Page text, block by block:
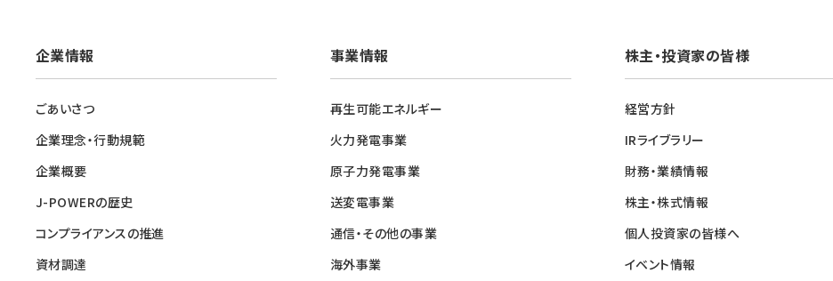
企業情報
ごあいさつ
企業理念・行動規範
企業概要
J-POWERの歴史
コンプライアンスの推進
資材調達
事業情報
再生可能エネルギー
火力発電事業
原子力発電事業
送変電事業
通信・その他の事業
海外事業
株主・投資家の皆様
経営方針
IRライブラリー
財務・業績情報
株主・株式情報
個人投資家の皆様へ
イベント情報